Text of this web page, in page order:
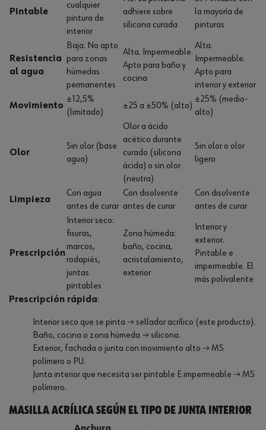
Pintable
cualquier
pintura de
interior
adhiere sobre
silicona curada
la mayoría de
pinturas
Resistencia
al agua
Baja. No apto
para zonas
húmedas
permanentes
Alta. Impermeable.
Apto para baño y
cocina
Alta.
Impermeable.
Apto para
interior y exterior
Movimiento
±12,5%
(limitado)
±25 a ±50% (alto)
±25% (medio-
alto)
Olor
Sin olor (base
agua)
Olor a ácido
acético durante
curado (silicona
ácida) o sin olor
(neutra)
Sin olor o olor
ligero
Limpieza
Con agua
antes de curar
Con disolvente
antes de curar
Con disolvente
antes de curar
Prescripción
Interior seco:
fisuras,
marcos,
rodapiés,
juntas
pintables
Zona húmeda:
baño, cocina,
acristalamiento,
exterior
Interior y
exterior.
Pintable e
impermeable. El
más polivalente
Prescripción rápida:
Interior seco que se pinta → sellador acrílico (este producto).
Baño, cocina o zona húmeda → silicona.
Exterior, fachada o junta con movimiento alto → MS
polímero o PU.
Junta interior que necesita ser pintable E impermeable → MS
polímero.
Masilla acrílica según el tipo de junta interior